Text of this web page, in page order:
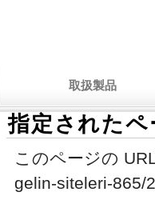
取扱製品
指定された
このページの
gelin-siteleri-865/